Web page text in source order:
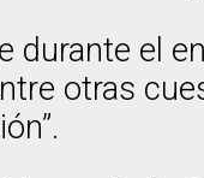
durante el
otras